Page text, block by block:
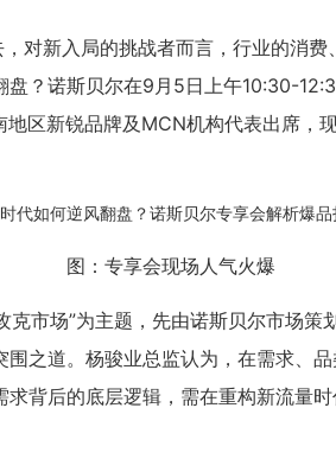
对新入局的挑战者而言，行业的消
？诺斯贝尔在9月5日上午10:30-
区新锐品牌及MCN机构代表出席，
图：专享会现场人气火爆
克市场”为主题，先由诺斯贝尔市场
之道。杨骏业总监认为，在需求、
背后的底层逻辑，需在重构新流量